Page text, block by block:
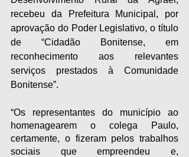
recebeu da Prefeitura Municipal, por
aprovação do Poder Legislativo, o título
de “Cidadão Bonitense, em
reconhecimento aos relevantes
serviços prestados à Comunidade
Bonitense”.
“Os representantes do município ao
homenagearem o colega Paulo,
certamente, o fizeram pelos trabalhos
sociais que empreendeu e,